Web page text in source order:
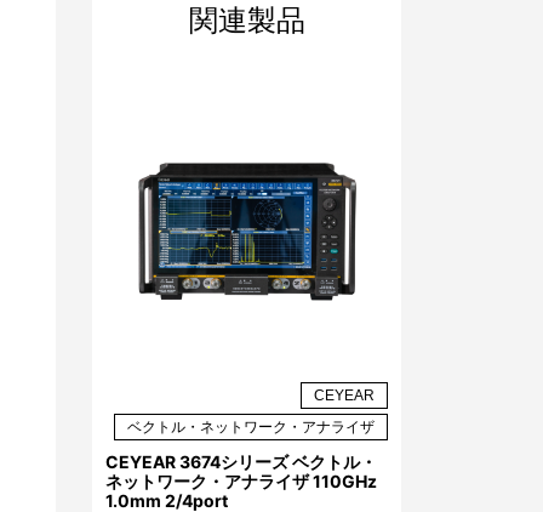
関連製品
CEYEAR
ベクトル・ネットワーク・アナライザ
CEYEAR 3674シリーズ ベクトル・
ネットワーク・アナライザ 110GHz
1.0mm 2/4port